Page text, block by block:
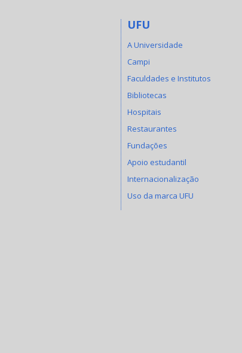
UFU
A Universidade
Campi
Faculdades e Institutos
Bibliotecas
Hospitais
Restaurantes
Fundações
Apoio estudantil
Internacionalização
Uso da marca UFU